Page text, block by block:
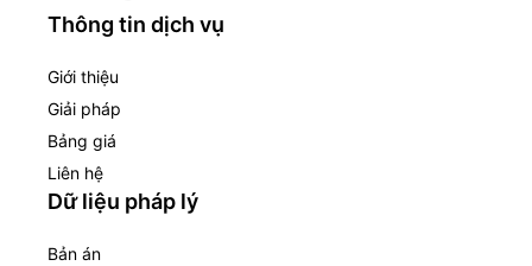
Thông tin dịch vụ
Giới thiệu
Giải pháp
Bảng giá
Liên hệ
Dữ liệu pháp lý
Bản án